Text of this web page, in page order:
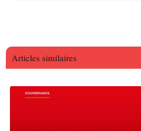
Articles similaires